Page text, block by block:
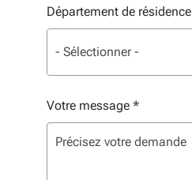
Département de résidence
- Sélectionner -
Votre message *